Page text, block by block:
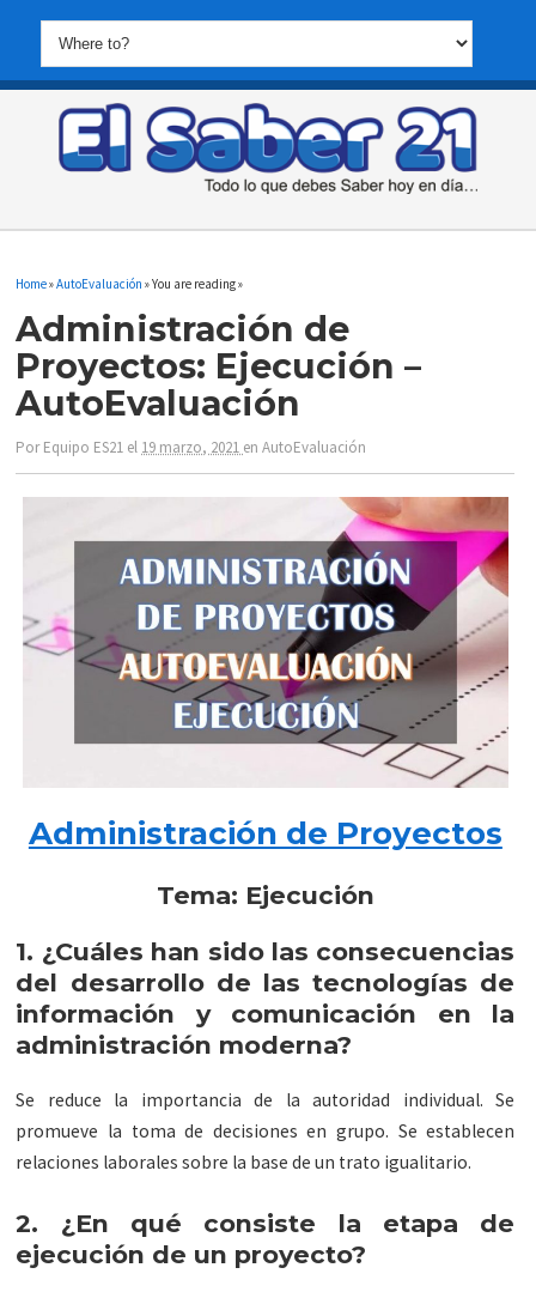
Home»AutoEvaluación » You are reading »
Administración de
Proyectos: Ejecución –
AutoEvaluación
PorEquipo ES21 el 19 marzo, 2021 enAutoEvaluación
Administración de Proyectos
Tema: Ejecución
1. ¿Cuáles han sido las consecuencias
del desarrollo de las tecnologías de
información y comunicación en la
administración moderna?
Se reduce la importancia de la autoridad individual. Se
promueve la toma de decisiones en grupo. Se establecen
relaciones laborales sobre la base de un trato igualitario.
2. ¿En qué consiste la etapa de
ejecución de un proyecto?